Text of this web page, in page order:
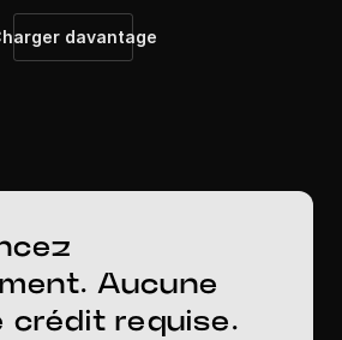
davantage
Aucune
crédit requise.